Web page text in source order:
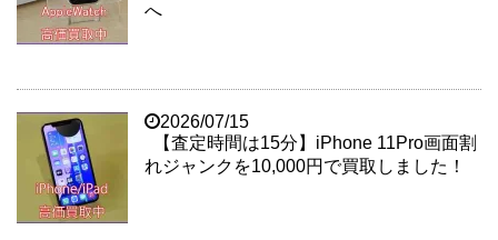
へ
2026/07/15
【査定時間は15分】iPhone 11Pro画面割
れジャンクを10,000円で買取しました！